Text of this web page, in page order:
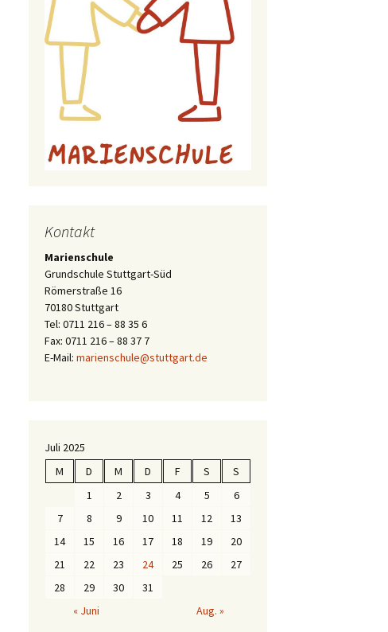
Kontakt
Marienschule
Grundschule Stuttgart-Süd
Römerstraße 16
70180 Stuttgart
Tel: 0711 216 – 88 35 6
Fax: 0711 216 – 88 37 7
E-Mail: marienschule@stuttgart.de
Juli 2025
M
D M D F S
S
1
2 3 4 5
6
7
8 9 10 11 12
13
14
15 16 17 18 19
20
21
22 23 24 25 26
27
28
29 30
31
« Juni
Aug. »